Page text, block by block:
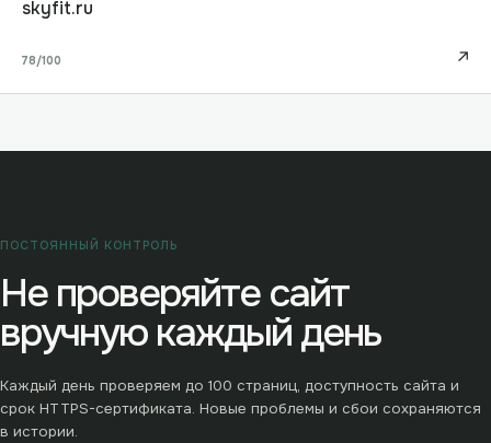
skyfit.ru
78/100 ↗
ПОСТОЯННЫЙ КОНТРОЛЬ
Не проверяйте сайт
вручную каждый день
Каждый день проверяем до 100 страниц, доступность сайта и
срок HTTPS-сертификата. Новые проблемы и сбои сохраняются
в истории.